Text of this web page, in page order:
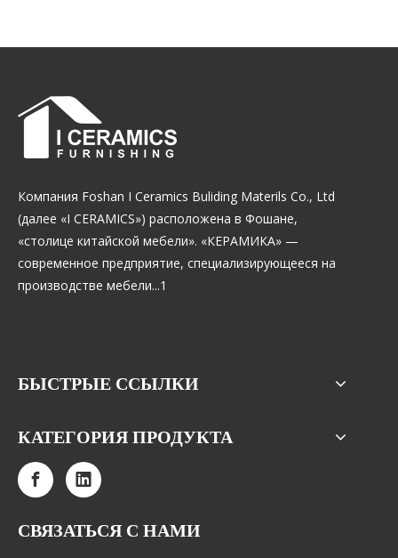
Компания Foshan I Ceramics Buliding Materils Co., Ltd
(далее «I CERAMICS») расположена в Фошане,
«столице китайской мебели». «КЕРАМИКА» —
современное предприятие, специализирующееся на
производстве мебели...1
БЫСТРЫЕ ССЫЛКИ
КАТЕГОРИЯ ПРОДУКТА
СВЯЗАТЬСЯ С НАМИ